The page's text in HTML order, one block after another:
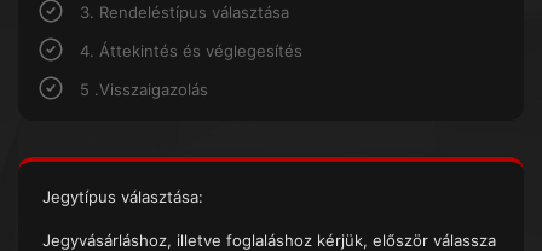
3. Rendeléstípus választása
4. Áttekintés és véglegesítés
5 .Visszaigazolás
Jegytípus választása:
Jegyvásárláshoz, illetve foglaláshoz kérjük, először válassza